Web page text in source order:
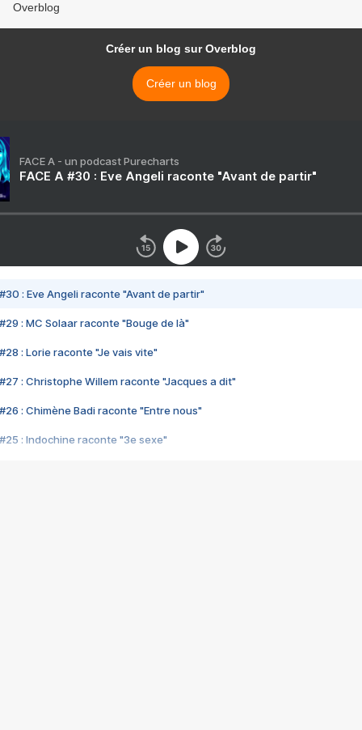
Overblog
Créer un blog sur Overblog
Créer un blog
FACE A - un podcast Purecharts
FACE A #30 : Eve Angeli raconte "Avant de partir"
#30 : Eve Angeli raconte "Avant de partir"
#29 : MC Solaar raconte "Bouge de là"
#28 : Lorie raconte "Je vais vite"
#27 : Christophe Willem raconte "Jacques a dit"
#26 : Chimène Badi raconte "Entre nous"
#25 : Indochine raconte "3e sexe"